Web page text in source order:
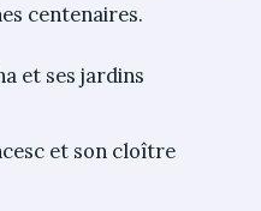
centenaires.
et ses jardins
et son cloître